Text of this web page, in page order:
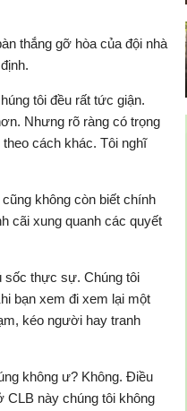
thắng gỡ hòa của đội nhà
tôi đều rất tức giận.
Nhưng rõ ràng có trọng
cách khác. Tôi nghĩ
không còn biết chính
cãi xung quanh các quyết
sốc thực sự. Chúng tôi
bạn xem đi xem lại một
kéo người hay tranh
không ư? Không. Điều
CLB này chúng tôi không